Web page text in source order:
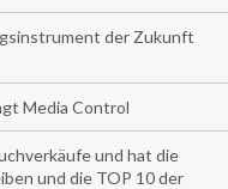
der Zukunft
Media Control
und hat die
und die TOP 10 der